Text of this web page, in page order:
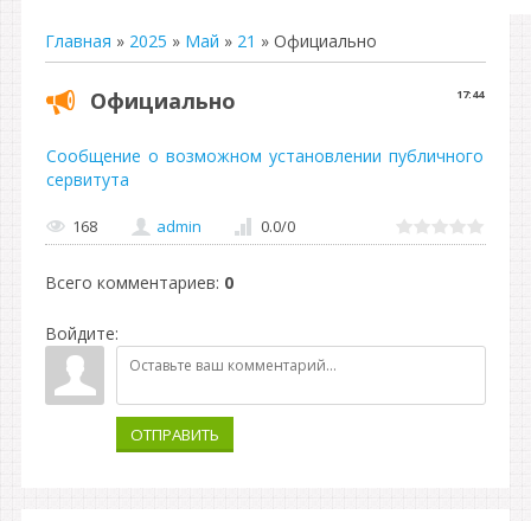
Главная » 2025 » Май » 21 » Официально
17:44
Официально
Сообщение о возможном установлении публичного
сервитута
168 admin 0.0/0
Всего комментариев: 0
Войдите:
ОТПРАВИТЬ